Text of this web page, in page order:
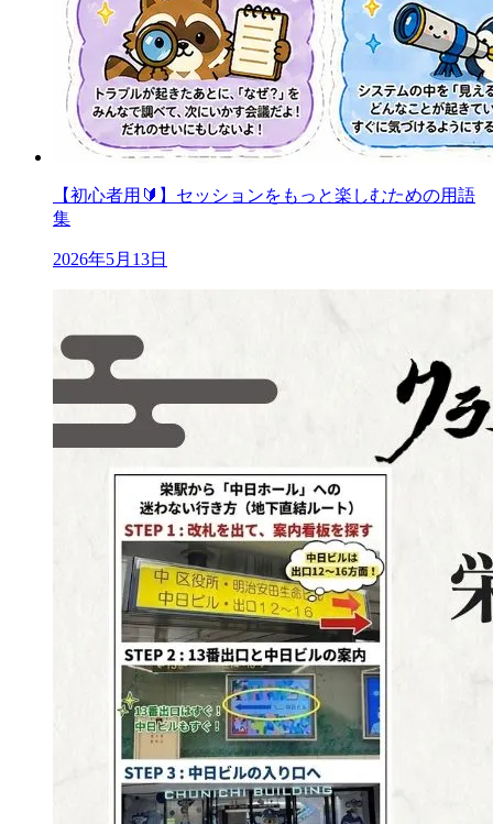
【初心者用🔰】セッションをもっと楽しむための用語
集
2026年5月13日